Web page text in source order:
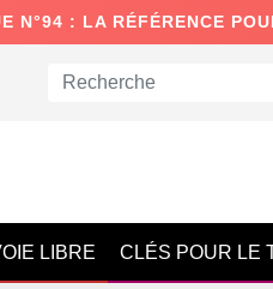
N°94 : LA RÉFÉRENCE
LIBRE CLÉS POUR LE